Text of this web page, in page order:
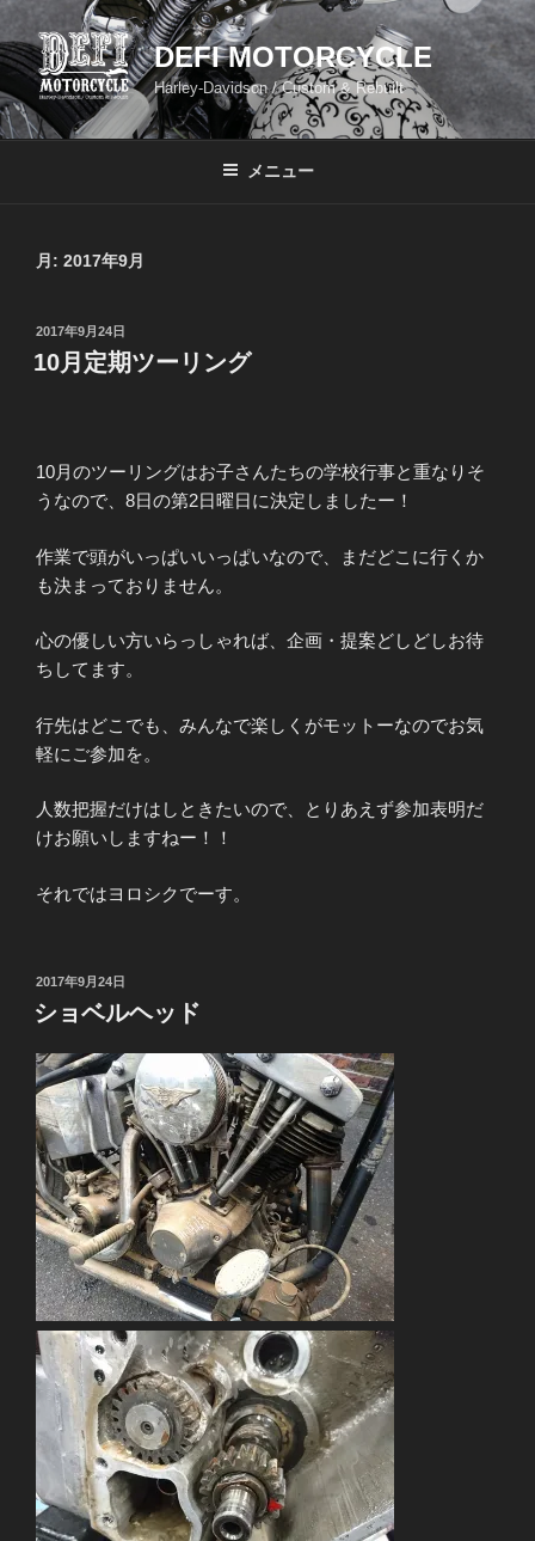
コ
ン
テ
ン
ツ
DEFI MOTORCYCLE
Harley-Davidson / Custom & Rebuilt
メニュー
月: 2017年9月
投
稿
日:
2017年9月24日
10月定期ツーリング
10月のツーリングはお子さんたちの学校行事と重なりそ
うなので、8日の第2日曜日に決定しましたー！
作業で頭がいっぱいいっぱいなので、まだどこに行くか
も決まっておりません。
心の優しい方いらっしゃれば、企画・提案どしどしお待
ちしてます。
行先はどこでも、みんなで楽しくがモットーなのでお気
軽にご参加を。
人数把握だけはしときたいので、とりあえず参加表明だ
けお願いしますねー！！
それではヨロシクでーす。
投
稿
日:
2017年9月24日
ショベルヘッド